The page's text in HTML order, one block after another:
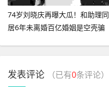
74岁刘晓庆再曝大瓜！和助理同
居6年未离婚百亿婚姻是空壳骗
发表评论 （已有0条评论）